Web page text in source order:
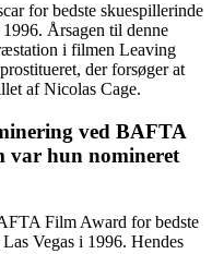
for bedste skuespillerinde
Årsagen til denne
i filmen Leaving
der forsøger at
af Nicolas Cage.
ved BAFTA
var hun nomineret
Film Award for bedste
Vegas i 1996. Hendes